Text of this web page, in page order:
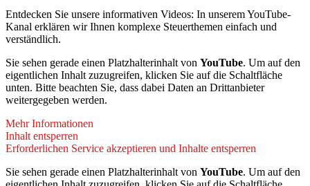
Entdecken Sie unsere informativen Videos: In unserem YouTube-
Kanal erklären wir Ihnen komplexe Steuerthemen einfach und
verständlich.
Sie sehen gerade einen Platzhalterinhalt von YouTube. Um auf den
eigentlichen Inhalt zuzugreifen, klicken Sie auf die Schaltfläche
unten. Bitte beachten Sie, dass dabei Daten an Drittanbieter
weitergegeben werden.
Mehr Informationen
Inhalt entsperren
Erforderlichen Service akzeptieren und Inhalte entsperren
Sie sehen gerade einen Platzhalterinhalt von YouTube. Um auf den